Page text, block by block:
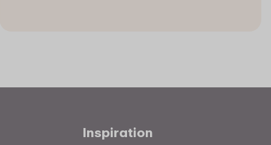
Inspiration